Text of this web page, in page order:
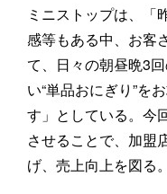
ミニストップは、「
感等もある中、お客
て、日々の朝昼晩3
い“単品おにぎり”を
す」としている。今
させることで、加盟
げ、売上向上を図る。